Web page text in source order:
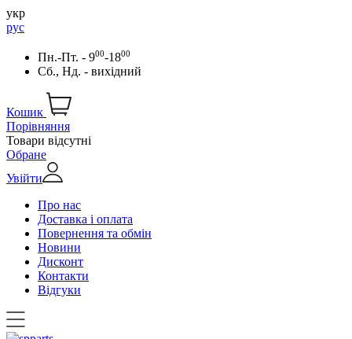
укр
рус
Пн.-Пт. - 900-1800
Сб., Нд. - вихідний
Кошик
Порівняння
Товари відсутні
Обране
Увійти
Про нас
Доставка і оплата
Повернення та обмін
Новини
Дисконт
Контакти
Відгуки